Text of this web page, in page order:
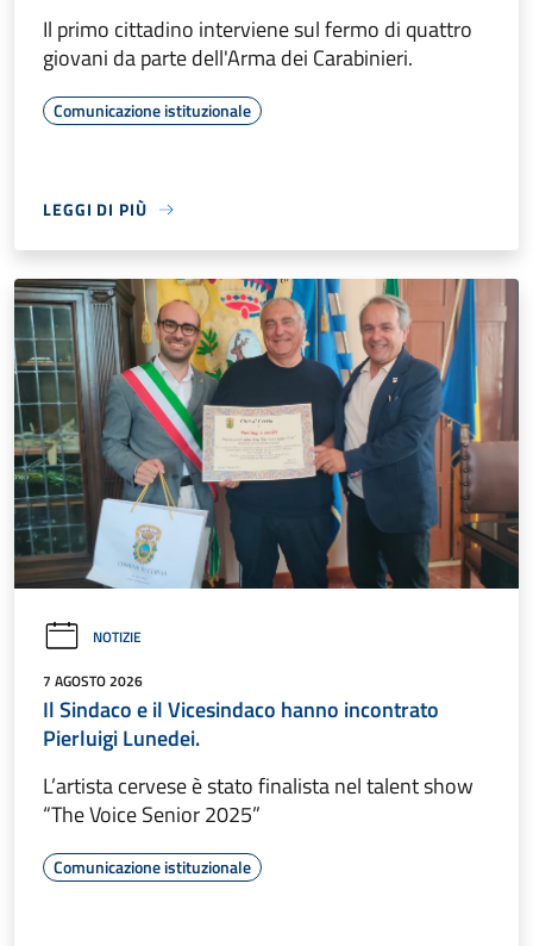
Il primo cittadino interviene sul fermo di quattro
giovani da parte dell'Arma dei Carabinieri.
Comunicazione istituzionale
LEGGI DI PIÙ
NOTIZIE
7 AGOSTO 2026
Il Sindaco e il Vicesindaco hanno incontrato
Pierluigi Lunedei.
L’artista cervese è stato finalista nel talent show
“The Voice Senior 2025”
Comunicazione istituzionale